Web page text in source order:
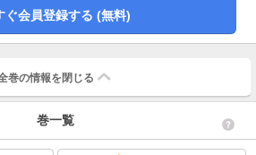
ぐ会員登録する (無料)
巻の情報を 閉じる
巻一覧